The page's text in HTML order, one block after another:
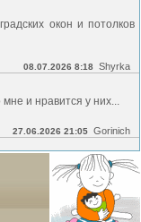
окон и потолков
08.07.2026 8:18 Shyrka
и нравится у них...
27.06.2026 21:05 Gorinich